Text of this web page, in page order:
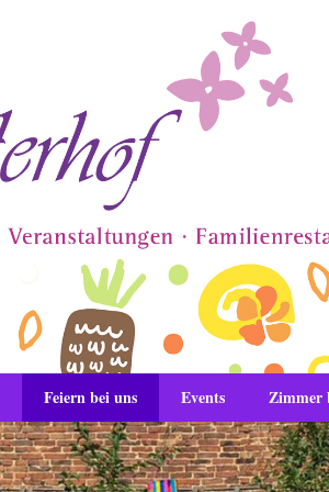
Feiern bei uns Events Zimmer